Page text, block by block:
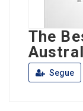
The
Segue